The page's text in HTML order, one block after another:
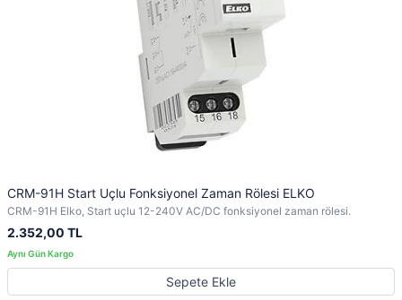
CRM-91H Start Uçlu Fonksiyonel Zaman Rölesi ELKO
CRM-91H Elko, Start uçlu 12-240V AC/DC fonksiyonel zaman rölesi.
2.352,00 TL
Sepete Ekle